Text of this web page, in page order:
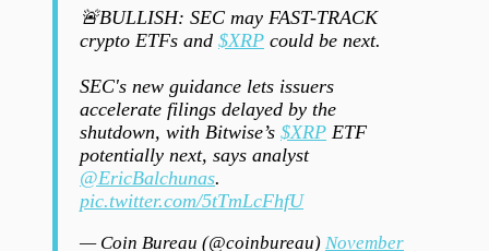
🚨BULLISH: SEC may FAST-TRACK
crypto ETFs and $XRP could be next.
SEC's new guidance lets issuers
accelerate filings delayed by the
shutdown, with Bitwise’s $XRP ETF
potentially next, says analyst
@EricBalchunas.
pic.twitter.com/5tTmLcFhfU
— Coin Bureau (@coinbureau) November